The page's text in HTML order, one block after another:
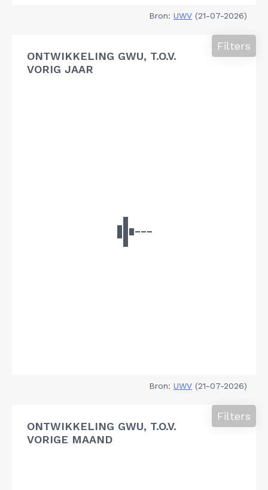
Bron: UWV (21-07-2026)
ONTWIKKELING GWU, T.O.V.
VORIG JAAR
Filters
Bron: UWV (21-07-2026)
ONTWIKKELING GWU, T.O.V.
VORIGE MAAND
Filters